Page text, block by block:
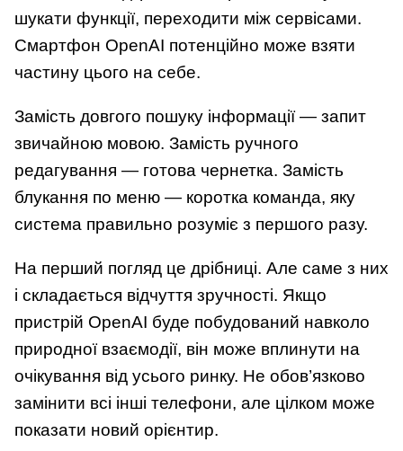
шукати функції, переходити між сервісами.
Смартфон OpenAI потенційно може взяти
частину цього на себе.
Замість довгого пошуку інформації — запит
звичайною мовою. Замість ручного
редагування — готова чернетка. Замість
блукання по меню — коротка команда, яку
система правильно розуміє з першого разу.
На перший погляд це дрібниці. Але саме з них
і складається відчуття зручності. Якщо
пристрій OpenAI буде побудований навколо
природної взаємодії, він може вплинути на
очікування від усього ринку. Не обов’язково
замінити всі інші телефони, але цілком може
показати новий орієнтир.